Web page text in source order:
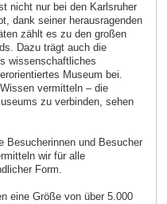
nicht nur bei den Karlsruher
dank seiner herausragenden
zählt es zu den großen
Dazu trägt auch die
wissenschaftliches
Museum bei.
vermitteln – die
zu verbinden, sehen
Besucherinnen und Besucher
wir für alle
Form.
eine Größe von über 5.000